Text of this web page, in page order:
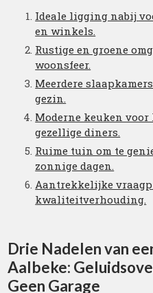
Ideale ligging nabij
en winkels.
Rustige en groene
woonsfeer.
Meerdere
gezin.
Moderne keuken
gezellige diners.
Ruime tuin om te
zonnige dagen.
Aantrekkelijke
kwaliteitverhouding.
Drie Nadelen van
Aalbeke:
Geen Garage